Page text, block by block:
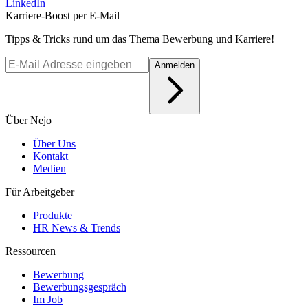
LinkedIn
Karriere-Boost per E-Mail
Tipps & Tricks rund um das Thema Bewerbung und Karriere!
Anmelden
Über Nejo
Über Uns
Kontakt
Medien
Für Arbeitgeber
Produkte
HR News & Trends
Ressourcen
Bewerbung
Bewerbungsgespräch
Im Job